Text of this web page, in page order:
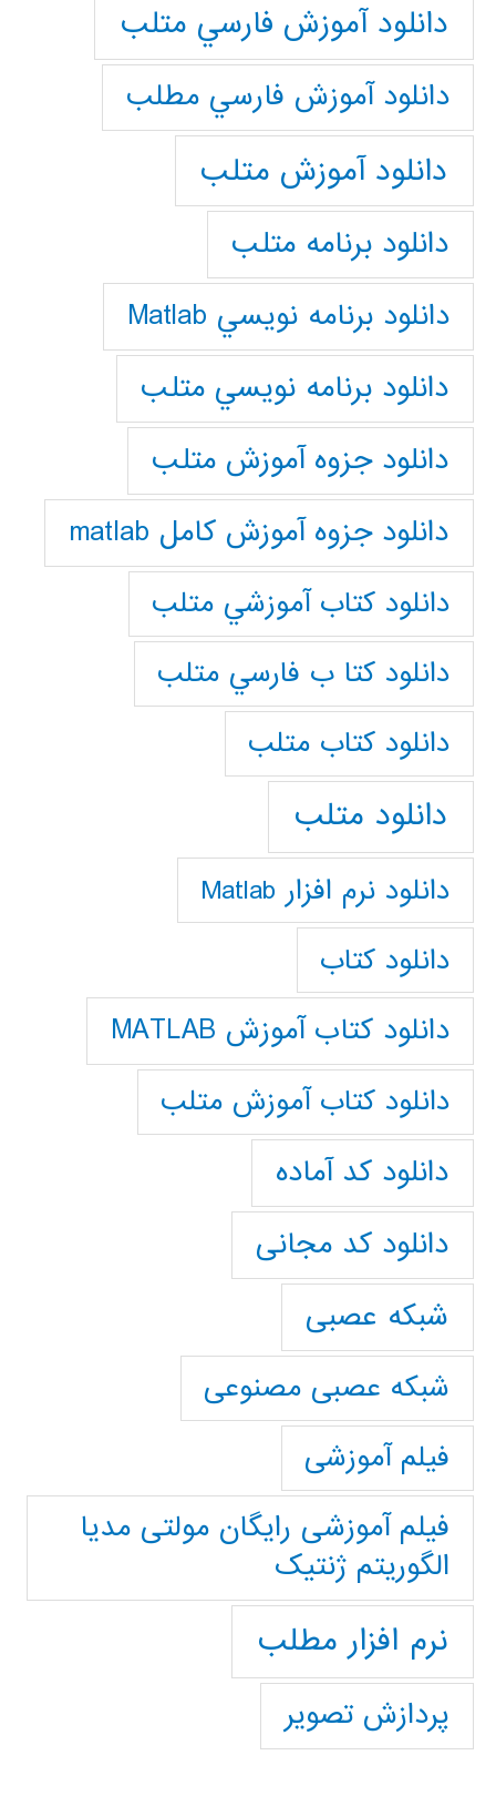
دانلود آموزش فارسي متلب
دانلود آموزش فارسي مطلب
دانلود آموزش متلب
دانلود برنامه متلب
دانلود برنامه نويسي Matlab
دانلود برنامه نويسي متلب
دانلود جزوه آموزش متلب
دانلود جزوه آموزش کامل matlab
دانلود كتاب آموزشي متلب
دانلود كتا ب فارسي متلب
دانلود كتاب متلب
دانلود متلب
دانلود نرم افزار Matlab
دانلود کتاب
دانلود کتاب آموزش MATLAB
دانلود کتاب آموزش متلب
دانلود کد آماده
دانلود کد مجانی
شبکه عصبی
شبکه عصبی مصنوعی
فیلم آموزشی
فیلم آموزشی رایگان مولتی مدیا
الگوریتم ژنتیک
نرم افزار مطلب
پردازش تصویر